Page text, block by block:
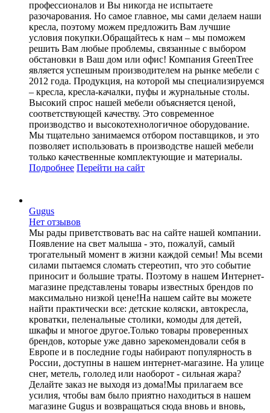
профессионалов и Вы никогда не испытаете
разочарования. Но самое главное, мы сами делаем наши
кресла, поэтому можем предложить Вам лучшие
условия покупки.Обращайтесь к нам – мы поможем
решить Вам любые проблемы, связанные с выбором
обстановки в Ваш дом или офис! Компания GreenTree
является успешным производителем на рынке мебели с
2012 года. Продукция, на которой мы специализируемся
– кресла, кресла-качалки, пуфы и журнальные столы.
Высокий спрос нашей мебели объясняется ценой,
соответствующей качеству. Это современное
производство и высокотехнологичное оборудование.
Мы тщательно занимаемся отбором поставщиков, и это
позволяет использовать в производстве нашей мебели
только качественные комплектующие и материалы.
Подробнее Перейти на сайт
Gugus
Нет отзывов
Мы рады приветствовать вас на сайте нашей компании.
Появление на свет малыша - это, пожалуй, самый
трогательный момент в жизни каждой семьи! Мы всеми
силами пытаемся сломать стереотип, что это событие
приносит и большие траты. Поэтому в нашем Интернет-
магазине представлены товары известных брендов по
максимально низкой цене!На нашем сайте вы можете
найти практически все: детские коляски, автокресла,
кроватки, пеленальные столики, комоды для детей,
шкафы и многое другое.Только товары проверенных
брендов, которые уже давно зарекомендовали себя в
Европе и в последние годы набирают популярность в
России, доступны в нашем интернет-магазине. На улице
снег, метель, гололед или наоборот - сильная жара?
Делайте заказ не выходя из дома!Мы прилагаем все
усилия, чтобы вам было приятно находиться в нашем
магазине Gugus и возвращаться сюда вновь и вновь,